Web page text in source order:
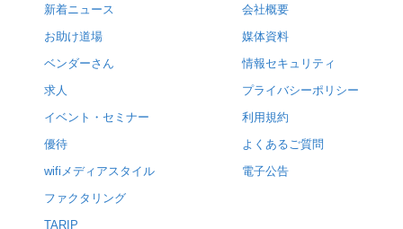
新着ニュース
お助け道場
ベンダーさん
求人
イベント・セミナー
優待
wifiメディアスタイル
ファクタリング
TARIP
会社概要
媒体資料
情報セキュリティ
プライバシーポリシー
利用規約
よくあるご質問
電子公告